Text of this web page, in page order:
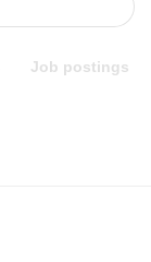
Job postings